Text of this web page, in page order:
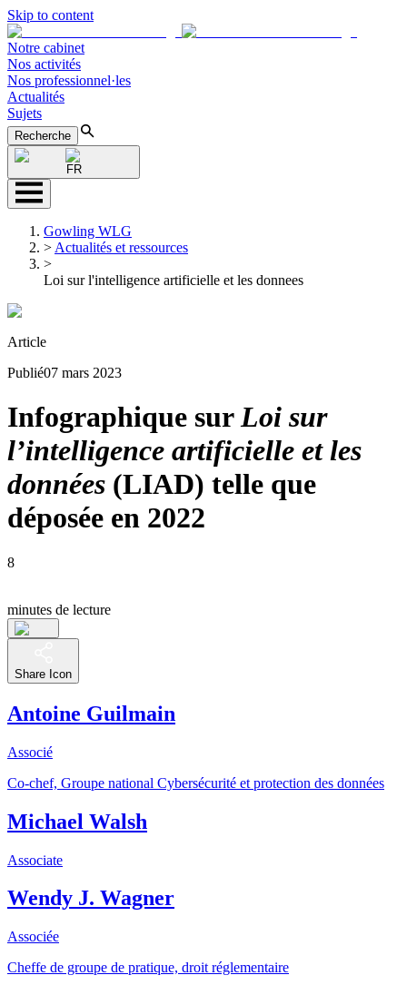
Skip to content
Notre cabinet
Nos activités
Nos professionnel·les
Actualités
Sujets
Recherche
FR
Gowling WLG
> Actualités et ressources
>
Loi sur l'intelligence artificielle et les donnees
Article
Publié07 mars 2023
Infographique surLoi sur
l’intelligence artificielle et les
données (LIAD) telle que
déposée en 2022
8
minutes de lecture
Share Icon
Antoine Guilmain
Associé
Co-chef, Groupe national Cybersécurité et protection des données
Michael Walsh
Associate
Wendy J. Wagner
Associée
Cheffe de groupe de pratique, droit réglementaire